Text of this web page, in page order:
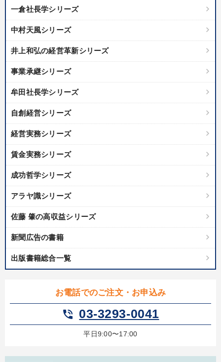
一倉社長学シリーズ
中村天風シリーズ
井上和弘の経営革新シリーズ
事業承継シリーズ
牟田社長学シリーズ
自創経営シリーズ
経営実務シリーズ
賃金実務シリーズ
成功哲学シリーズ
アラヤ識シリーズ
佐藤 肇の高収益シリーズ
新聞広告の書籍
出版書籍総合一覧
お電話でのご注文・お申込み
phone_in_talk 03-3293-0041
平日9:00〜17:00